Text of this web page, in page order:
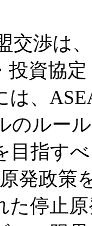
交渉は
投資協
は、
のルー
目指す
原発政
た停止